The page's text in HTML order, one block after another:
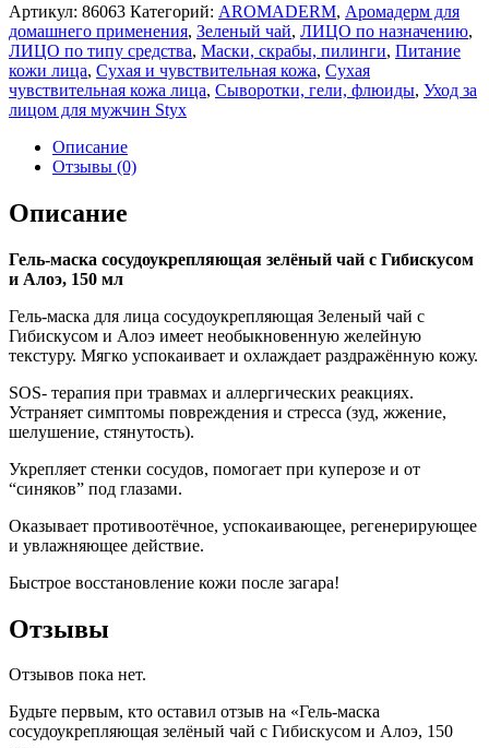
Артикул: 86063 Категорий: AROMADERM, Аромадерм для
домашнего применения, Зеленый чай, ЛИЦО по назначению,
ЛИЦО по типу средства, Маски, скрабы, пилинги, Питание
кожи лица, Сухая и чувствительная кожа, Сухая
чувствительная кожа лица, Сыворотки, гели, флюиды, Уход за
лицом для мужчин Styx
Описание
Отзывы (0)
Описание
Гель-маска сосудоукрепляющая зелёный чай с Гибискусом
и Алоэ, 150 мл
Гель-маска для лица сосудоукрепляющая Зеленый чай с
Гибискусом и Алоэ имеет необыкновенную желейную
текстуру. Мягко успокаивает и охлаждает раздражённую кожу.
SOS- терапия при травмах и аллергических реакциях.
Устраняет симптомы повреждения и стресса (зуд, жжение,
шелушение, стянутость).
Укрепляет стенки сосудов, помогает при куперозе и от
“синяков” под глазами.
Оказывает противоотёчное, успокаивающее, регенерирующее
и увлажняющее действие.
Быстрое восстановление кожи после загара!
Отзывы
Отзывов пока нет.
Будьте первым, кто оставил отзыв на «Гель-маска
сосудоукрепляющая зелёный чай с Гибискусом и Алоэ, 150